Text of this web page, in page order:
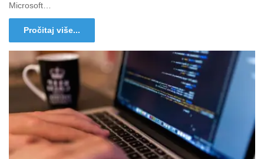
Microsoft…
Pročitaj više...